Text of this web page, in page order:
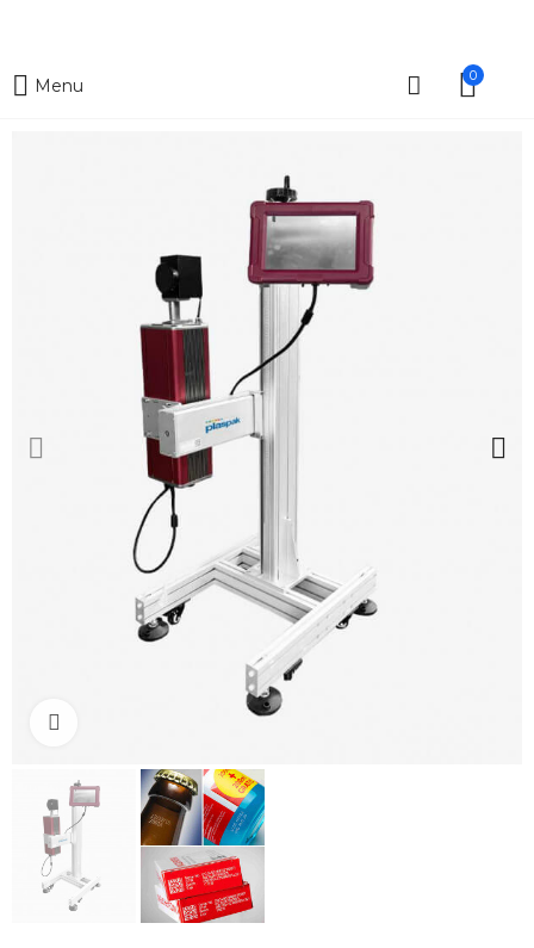
Menu 0